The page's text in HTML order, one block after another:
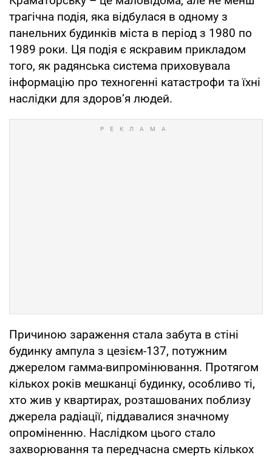
трагічна подія, яка відбулася в одному з
панельних будинків міста в період з 1980 по
1989 роки. Ця подія є яскравим прикладом
того, як радянська система приховувала
інформацію про техногенні катастрофи та їхні
наслідки для здоров’я людей.
Причиною зараження стала забута в стіні
будинку ампула з цезієм-137, потужним
джерелом гамма-випромінювання. Протягом
кількох років мешканці будинку, особливо ті,
хто жив у квартирах, розташованих поблизу
джерела радіації, піддавалися значному
опроміненню. Наслідком цього стало
захворювання та передчасна смерть кількох